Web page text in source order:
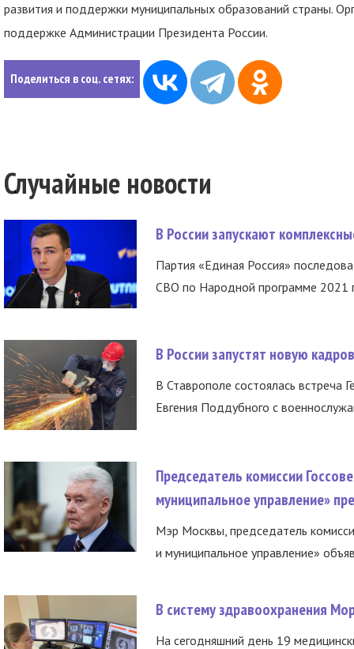
развития и поддержки муниципальных образований страны.
поддержке Администрации Президента России.
Поделиться в соц. сетях:
Случайные новости
В России запускают
Партия «Единая Россия»
СВО по Народной программе 2021
В России запустят новую
В Ставрополе состоялась встреча
Евгения Поддубного с
Председатель комиссии
муниципальное управление»
Мэр Москвы, председатель
и муниципальное управление»
В систему здравоохранения
На сегодняшний день 19